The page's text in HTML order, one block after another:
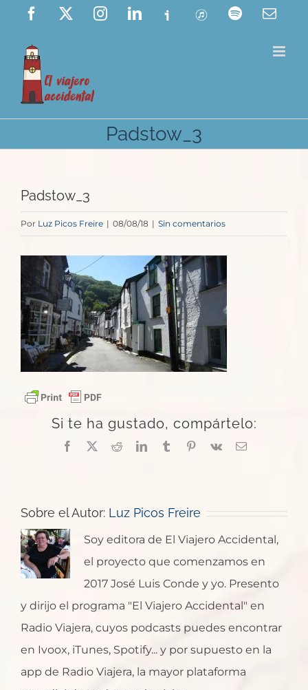
Saltar
contenido
Facebook InstagramLinkedIn
Ivoox ITunes Spotify
Padstow_3
Padstow_3
Por Luz Picos Freire | 08/08/18 | Sin comentarios
Si te ha gustado, compártelo:
Facebook
X RedditLinkedInTumblrPinterest
Vk
Correo
Sobre el Autor: Luz Picos Freire
Soy editora de El Viajero Accidental,
el proyecto que comenzamos en
2017 José Luis Conde y yo. Presento
y dirijo el programa "El Viajero Accidental" en
Radio Viajera, cuyos podcasts puedes encontrar
en Ivoox, iTunes, Spotify... y por supuesto en la
app de Radio Viajera, la mayor plataforma